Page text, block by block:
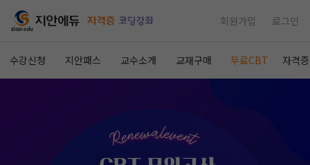
회원가입 로그인
수강신청 지안패스 교수소개 교재구매 무료CBT 자격